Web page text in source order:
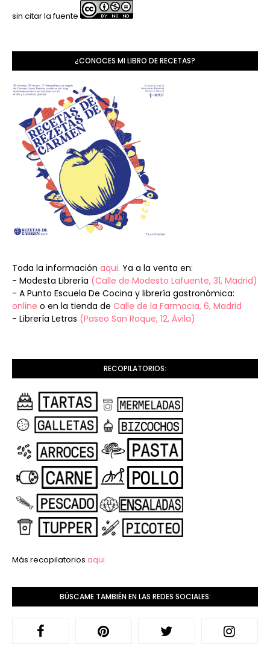
sin citar la fuente
¿CONOCES MI LIBRO DE RECETAS?
Toda la información aqui. Ya a la venta en:
- Modesta Librería (Calle de Modesto Lafuente, 31, Madrid)
- A Punto Escuela De Cocina y librería gastronómica:
online o en la tienda de Calle de la Farmacia, 6, Madrid
- Librería Letras (Paseo San Roque, 12, Ávila)
RECOPILATORIOS:
Más recopilatorios aqui
BÚSCAME TAMBIÉN EN LAS REDES SOCIALES: